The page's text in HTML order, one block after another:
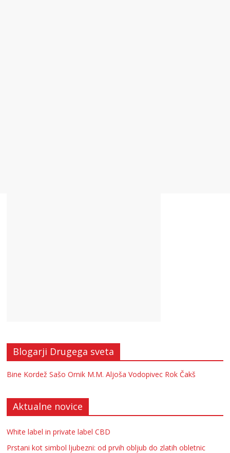
Blogarji Drugega sveta
Bine Kordež Sašo Ornik M.M. Aljoša Vodopivec Rok Čakš
Aktualne novice
White label in private label CBD
Prstani kot simbol ljubezni: od prvih obljub do zlatih obletnic